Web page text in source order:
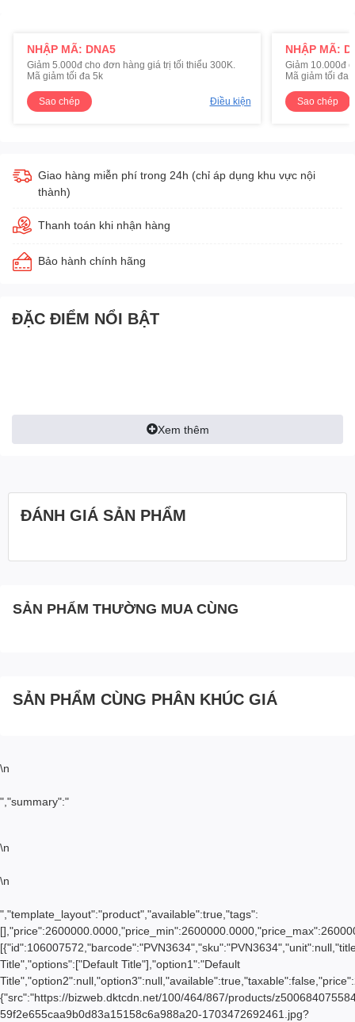
NHẬP MÃ: DNA5
Giảm 5.000đ cho đơn hàng giá trị tối thiểu 300K.
Mã giảm tối đa 5k
Sao chép Điều kiện
NHẬP MÃ:
Giảm 10.000đ
Mã giảm tối đa
Sao chép
Giao hàng miễn phí trong 24h (chỉ áp dụng khu vực nội
thành)
Thanh toán khi nhận hàng
Bảo hành chính hãng
ĐẶC ĐIỂM NỔI BẬT
Xem thêm
ĐÁNH GIÁ SẢN PHẨM
SẢN PHẨM THƯỜNG MUA CÙNG
SẢN PHẨM CÙNG PHÂN KHÚC GIÁ
\n
","summary":"
\n
\n
","template_layout":"product","available":true,"tags":
Title","options":["Default Title"],"option1":"Default
{"src":"https://bizweb.dktcdn.net/100/464/867/products/
59f2e655caa9b0d83a15158c6a988a20-1703472692461.jpg?